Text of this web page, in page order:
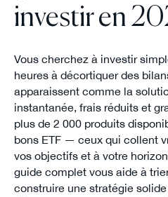
investir en
Vous cherchez à investir
heures à décortiquer des
apparaissent comme la
instantanée, frais réduits et
plus de 2 000 produits
bons ETF — ceux qui collent
vos objectifs et à votre
guide complet vous aide à
construire une stratégie